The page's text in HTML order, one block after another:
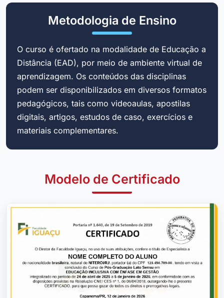
Metodologia de Ensino
O curso é ofertado na modalidade de Educação a
Distância (EAD), por meio de ambiente virtual de
aprendizagem. Os conteúdos das disciplinas
podem ser disponibilizados em diversos formatos
pedagógicos, tais como videoaulas, apostilas
digitais, artigos, estudos de caso, exercícios e
materiais complementares.
Modelo de Certificado